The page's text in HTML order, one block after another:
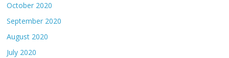
October 2020
September 2020
August 2020
July 2020